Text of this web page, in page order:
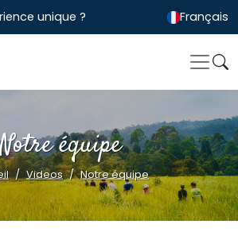
unique ? Français
équipe
Videos Notre équipe